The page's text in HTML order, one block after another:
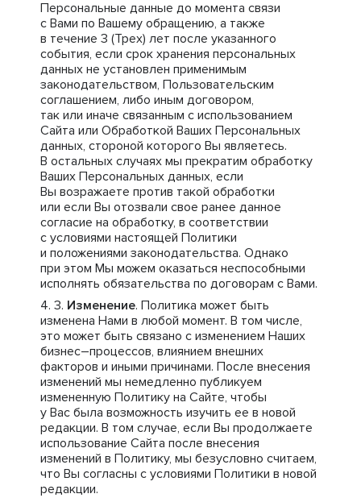
Персональные данные до момента связи
с Вами по Вашему обращению, а также
в течение 3 (Трех) лет после указанного
события, если срок хранения персональных
данных не установлен применимым
законодательством, Пользовательским
соглашением, либо иным договором,
так или иначе связанным с использованием
Сайта или Обработкой Ваших Персональных
данных, стороной которого Вы являетесь.
В остальных случаях мы прекратим обработку
Ваших Персональных данных, если
Вы возражаете против такой обработки
или если Вы отозвали свое ранее данное
согласие на обработку, в соответствии
с условиями настоящей Политики
и положениями законодательства. Однако
при этом Мы можем оказаться неспособными
исполнять обязательства по договорам с Вами.
Изменение. Политика может быть
изменена Нами в любой момент. В том числе,
это может быть связано с изменением Наших
бизнес–процессов, влиянием внешних
факторов и иными причинами. После внесения
изменений мы немедленно публикуем
измененную Политику на Сайте, чтобы
у Вас была возможность изучить ее в новой
редакции. В том случае, если Вы продолжаете
использование Сайта после внесения
изменений в Политику, мы безусловно считаем,
что Вы согласны с условиями Политики в новой
редакции.